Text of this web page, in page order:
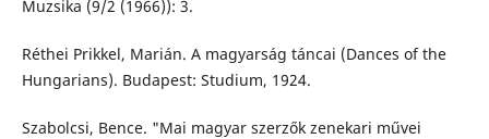
Muzsika (9/2 (1966)): 3.
Réthei Prikkel, Marián. A magyarság táncai (Dances of the
Hungarians). Budapest: Studium, 1924.
Szabolcsi, Bence. "Mai magyar szerzők zenekari művei